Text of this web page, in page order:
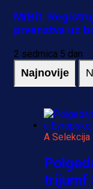
MrBit:
prvenstva uz
2 sedmica 5 dan
Najnovije
A Selekcija
trijumf